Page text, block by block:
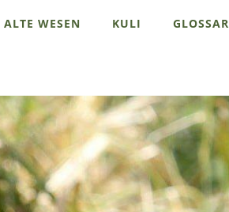
ALTE WESEN KULI GLOSSAR